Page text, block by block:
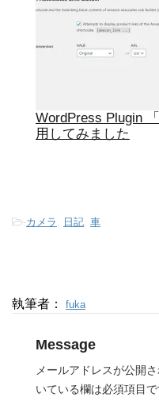
WordPress Plugin
用してみました
-カメラ 日記 車
執筆者： fuka
Message
メールアドレスが公開
いている欄は必須項目で